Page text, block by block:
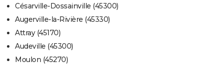
Césarville-Dossainville (45300)
Augerville-la-Rivière (45330)
Attray (45170)
Audeville (45300)
Moulon (45270)